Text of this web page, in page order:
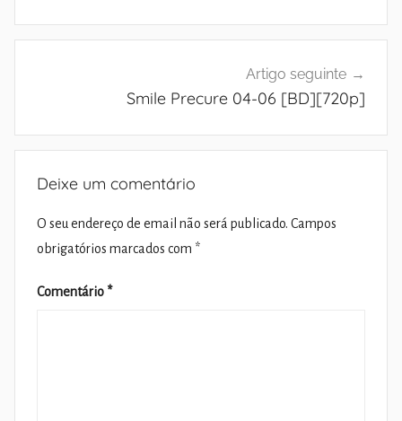
Artigo seguinte
Smile Precure 04-06 [BD][720p]
Deixe um comentário
O seu endereço de email não será publicado. Campos
obrigatórios marcados com *
Comentário *